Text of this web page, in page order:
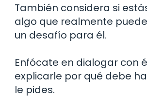
También considera si
algo que realmente
un desafío para él.
Enfócate en dialogar con
explicarle por qué debe
le pides.